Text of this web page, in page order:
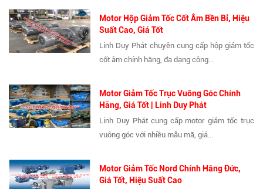
Motor Hộp Giảm Tốc Cốt Âm Bền Bỉ, Hiệu
Suất Cao, Giá Tốt
Linh Duy Phát chuyên cung cấp hộp giảm tốc
cốt âm chính hãng, đa dạng công...
Motor Giảm Tốc Trục Vuông Góc Chính
Hãng, Giá Tốt | Linh Duy Phát
Linh Duy Phát cung cấp motor giảm tốc trục
vuông góc với nhiều mẫu mã, giá...
Motor Giảm Tốc Nord Chính Hãng Đức,
Giá Tốt, Hiệu Suất Cao